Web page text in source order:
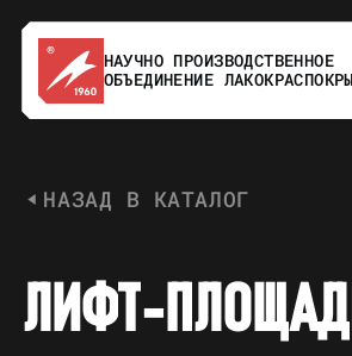
НАУЧНО ПРОИЗВОДСТВЕННОЕ
ОБЪЕДИНЕНИЕ
НАЗАД В КАТАЛОГ
Л ИФТ-ПЛОЩАД